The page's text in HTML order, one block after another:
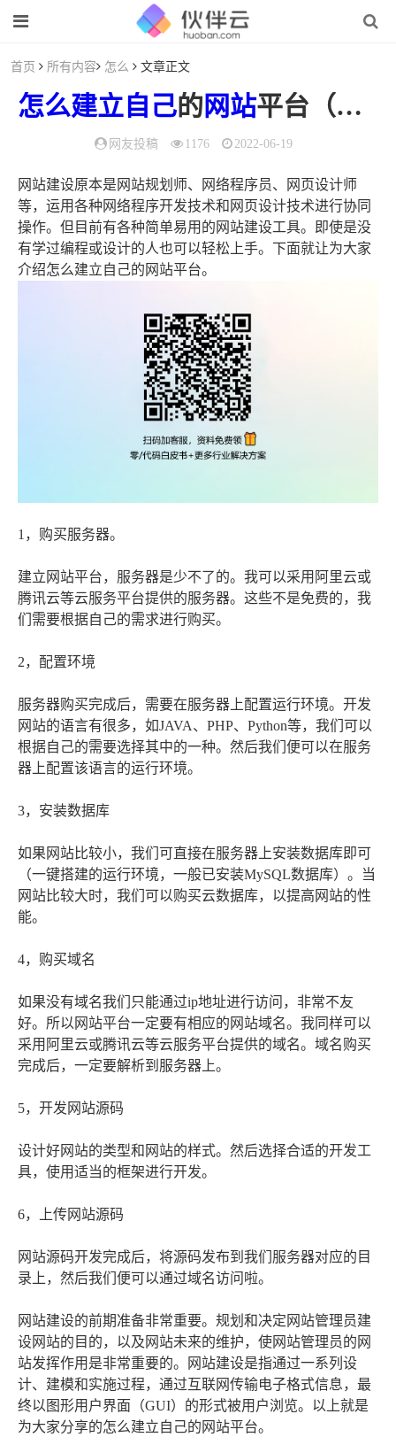
首页 所有内容 怎么 文章正文
怎么建立自己的 网站平台（如何自己创造一个网站平台）
网友投稿 1176 2022-06-19
网站建设原本是网站规划师、网络程序员、网页设计师
等，运用各种网络程序开发技术和网页设计技术进行协同
操作。但目前有各种简单易用的网站建设工具。即使是没
有学过编程或设计的人也可以轻松上手。下面就让为大家
介绍怎么建立自己的网站平台。
1，购买服务器。
建立网站平台，服务器是少不了的。我可以采用阿里云或
腾讯云等云服务平台提供的服务器。这些不是免费的，我
们需要根据自己的需求进行购买。
2，配置环境
服务器购买完成后，需要在服务器上配置运行环境。开发
网站的语言有很多，如JAVA、PHP、Python等，我们可以
根据自己的需要选择其中的一种。然后我们便可以在服务
器上配置该语言的运行环境。
3，安装数据库
如果网站比较小，我们可直接在服务器上安装数据库即可
（一键搭建的运行环境，一般已安装MySQL数据库）。当
网站比较大时，我们可以购买云数据库，以提高网站的性
能。
4，购买域名
如果没有域名我们只能通过ip地址进行访问，非常不友
好。所以网站平台一定要有相应的网站域名。我同样可以
采用阿里云或腾讯云等云服务平台提供的域名。域名购买
完成后，一定要解析到服务器上。
5，开发网站源码
设计好网站的类型和网站的样式。然后选择合适的开发工
具，使用适当的框架进行开发。
6，上传网站源码
网站源码开发完成后，将源码发布到我们服务器对应的目
录上，然后我们便可以通过域名访问啦。
网站建设的前期准备非常重要。规划和决定网站管理员建
设网站的目的，以及网站未来的维护，使网站管理员的网
站发挥作用是非常重要的。网站建设是指通过一系列设
计、建模和实施过程，通过互联网传输电子格式信息，最
终以图形用户界面（GUI）的形式被用户浏览。以上就是
为大家分享的怎么建立自己的网站平台。